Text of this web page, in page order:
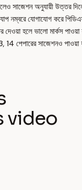
সাজেশন অনুযায়ী উত্তর
নম্বরে যোগাযোগ করে
হলে ভালো মার্কস
14 পেপারের সাজেশনও পাওয়া
video